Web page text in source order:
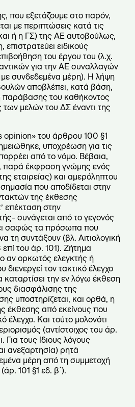
που εξετάζουμε στο παρόν,
με περιπτώσεις κατά τις
ή η ΓΣ) της ΑΕ αυτοβούλως,
ειδικούς
του έργου του (λ.χ.
για την ΑΕ συναλλαγών
συνδεδεμένα μέρη). Η λήψη
αποβλέπει, κατά βάση,
παράβασης του καθήκοντος
των μελών του ΔΣ έναντι της
opinion» του άρθρου 100 §1
υποχρέωση για τις
από το νόμο. Βέβαια,
παρά έκφραση γνώμης ενός
εταιρείας) και αμερόληπτου
που αποδίδεται στην
της έκθεσης
επέκταση στην
συνάγεται από το γεγονός
σαφώς τα πρόσωπα που
τη συντάξουν (βλ. Αιτιολογική
του άρ. 101). Ζήτημα
αν ορκωτός ελεγκτής ή
διενεργεί τον τακτικό έλεγχο
καταρτίσει την εν λόγω έκθεση
διασφάλισης της
υποστηρίζεται, και ορθά, η
έκθεσης από εκείνους που
έλεγχο. Και τούτο μολονότι
(αντίστοιχος του άρ.
Για τους ίδιους λόγους
ανεξαρτησία) ρητά
μέρη από τη συμμετοχή
101 §1 εδ. β΄).